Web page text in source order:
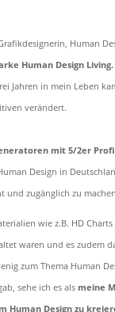
Human
Human Design Living.
Jahren in mein Leben
verändert.
mit 5/2er
Design in
und zugänglich zu
wie z.B. HD
waren und es zudem
zum Thema Human
sehe ich es als meine
Human Design zu